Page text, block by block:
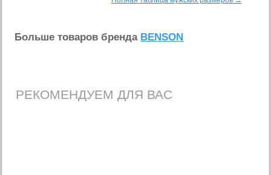
Больше товаров бренда BENSON
РЕКОМЕНДУЕМ ДЛЯ ВАС